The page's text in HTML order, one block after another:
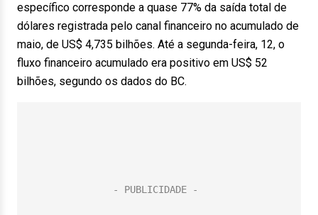
específico corresponde a quase 77% da saída total de
dólares registrada pelo canal financeiro no acumulado de
maio, de US$ 4,735 bilhões. Até a segunda-feira, 12, o
fluxo financeiro acumulado era positivo em US$ 52
bilhões, segundo os dados do BC.